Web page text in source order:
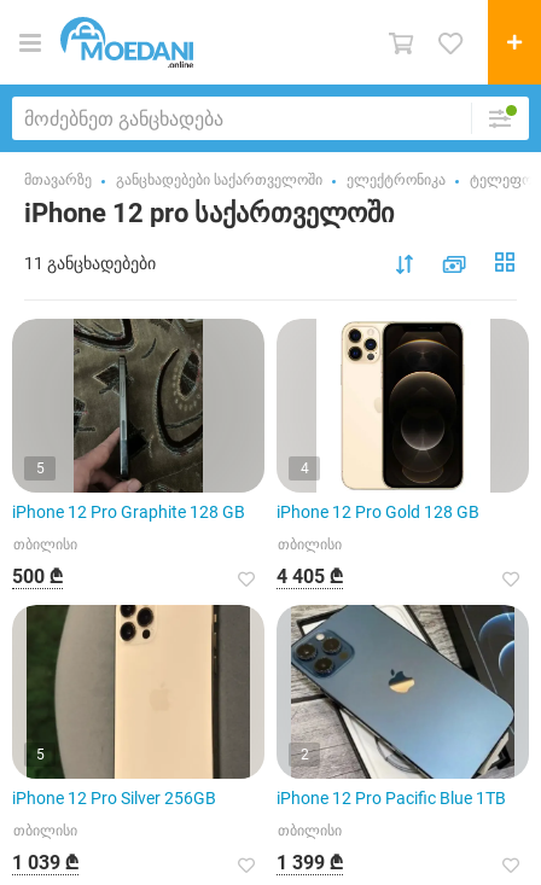
მთავარზე განცხადებები საქართველოში ელექტრონიკა
iPhone 12 pro საქართველოში
11 განცხადებები
5
iPhone 12 Pro Graphite 128 GB
თბილისი
500 ₾
4
iPhone 12 Pro Gold 128 GB
თბილისი
4 405 ₾
5
iPhone 12 Pro Silver 256GB
თბილისი
1 039 ₾
2
iPhone 12 Pro Pacific Blue 1TB
თბილისი
1 399 ₾